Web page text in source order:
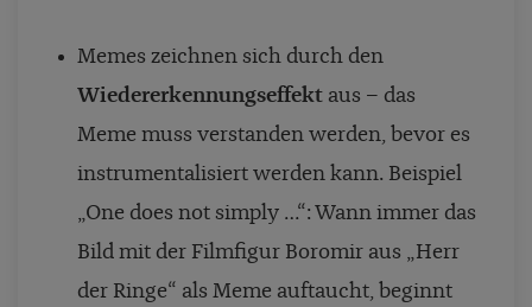
Memes zeichnen sich durch den
Wiedererkennungseffekt aus – das
Meme muss verstanden werden, bevor es
instrumentalisiert werden kann. Beispiel
„One does not simply …“: Wann immer das
Bild mit der Filmfigur Boromir aus „Herr
der Ringe“ als Meme auftaucht, beginnt